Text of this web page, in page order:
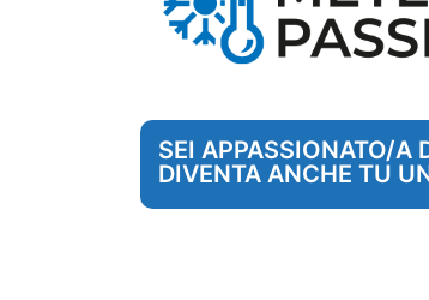
SEI APPASSIONATO/A
DIVENTA ANCHE TU